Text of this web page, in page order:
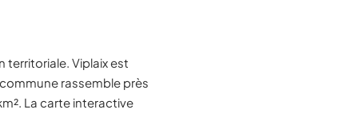
territoriale. Viplaix est
rassemble près
La carte interactive